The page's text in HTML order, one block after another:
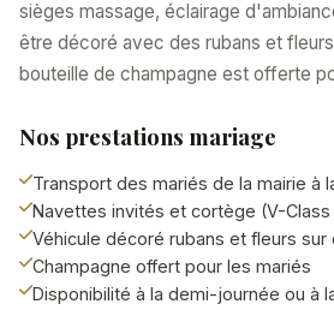
sièges massage, éclairage
être décoré avec des rubans et
bouteille de champagne est offerte
Nos prestations mariage
Transport des mariés de la mairie à
Navettes invités et cortège (V-
Véhicule décoré rubans et fleurs sur
Champagne offert pour les mariés
Disponibilité à la demi-journée ou à